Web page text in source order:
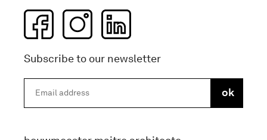
Subscribe to our newsletter